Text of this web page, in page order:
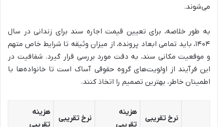
می‌شوند.
به طور خلاصه، برای تعیین قیمت اجاره سند برای زندانی در سال
۱۴۰۴، باید تمامی ابعاد پرونده، از میزان وثیقه تا شرایط خاص متهم
و موقعیت مکانی سند، به دقت مورد بررسی قرار گیرد. شفافیت در
این فرآیند از اولویت‌های گروه حقوقی آساک است تا خانواده‌ها با
اطمینان خاطر، بهترین تصمیم را اتخاذ کنند.
نرخ تقریبی
هزینه
تقریبی
نرخ تقریبی
هزینه
تقریبی